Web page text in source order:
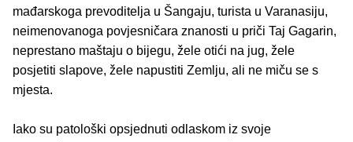
mađarskoga prevoditelja u Šangaju, turista u Varanasiju,
neimenovanoga povjesničara znanosti u priči Taj Gagarin,
neprestano maštaju o bijegu, žele otići na jug, žele
posjetiti slapove, žele napustiti Zemlju, ali ne miču se s
mjesta.
Iako su patološki opsjednuti odlaskom iz svoje